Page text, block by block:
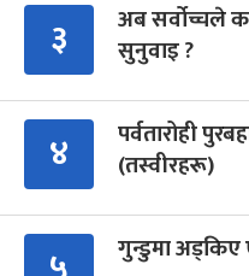
३
अब सर्वोच्चले
सुनुवाइ ?
४
पर्वतारोही
(तस्वीरहरू)
गुन्डुमा अड्किए